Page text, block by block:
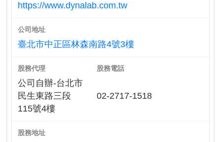
https://www.dynalab.com.tw
公司地址
臺北市中正區林森南路4號3樓
股務代理
公司自辦-台北市
民生東路三段
115號4樓
股務電話
02-2717-1518
股務地址